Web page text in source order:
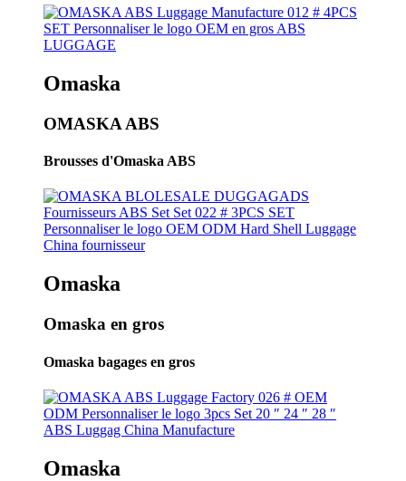
Omaska
OMASKA ABS
Brousses d'Omaska ​​ABS
Omaska
Omaska ​​en gros
Omaska ​​bagages en gros
Omaska